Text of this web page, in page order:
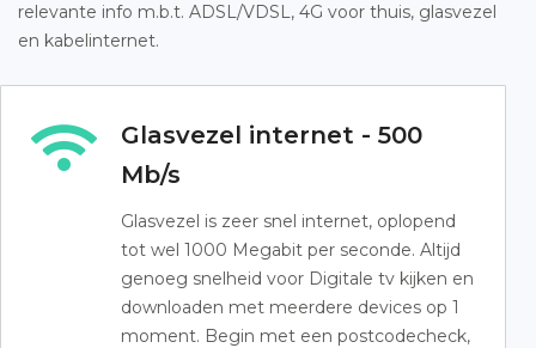
relevante info m.b.t. ADSL/VDSL, 4G voor thuis, glasvezel
en kabelinternet.
Glasvezel internet - 500
Mb/s
Glasvezel is zeer snel internet, oplopend
tot wel 1000 Megabit per seconde. Altijd
genoeg snelheid voor Digitale tv kijken en
downloaden met meerdere devices op 1
moment. Begin met een postcodecheck,